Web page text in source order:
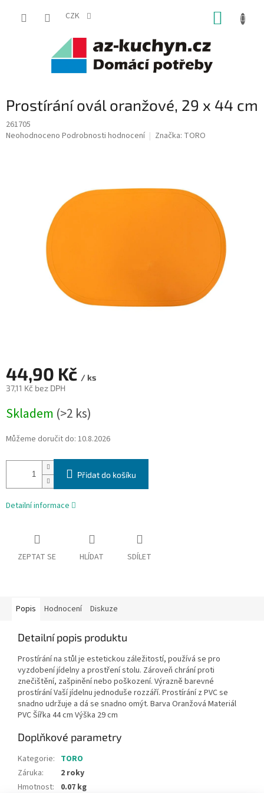
CZK
Prostírání ovál oranžové, 29 x 44 cm
261705
Průměrné
Neohodnoceno Podrobnosti hodnocení Značka: TORO
44,90 Kč / ks
37,11 Kč bez DPH
cena:
Skladem (>2 ks)
Můžeme doručit do: 10.8.2026
Přidat do košíku
Detailní informace
ZEPTAT SE HLÍDAT SDÍLET
Popis Hodnocení Diskuze
Detailní popis produktu
Prostírání na stůl je estetickou záležitostí, používá se pro
vyzdobení jídelny a prostření stolu. Zároveň chrání proti
znečištění, zašpinění nebo poškození. Výrazně barevné
prostírání Vaší jídelnu jednoduše rozzáří. Prostírání z PVC se
snadno udržuje a dá se snadno omýt. Barva Oranžová Materiál
PVC Šířka 44 cm Výška 29 cm
Doplňkové parametry
Kategorie: TORO
Záruka:
2 roky
Hmotnost: 0.07 kg